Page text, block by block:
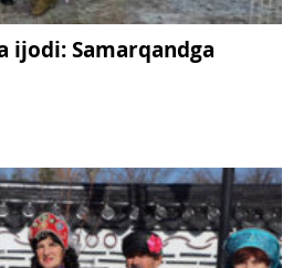
ijodi: Samarqandga